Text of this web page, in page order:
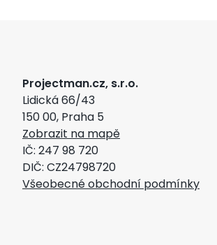
Projectman.cz, s.r.o.
Lidická 66/43
150 00, Praha 5
Zobrazit na mapě
IČ: 247 98 720
DIČ: CZ24798720
Všeobecné obchodní podmínky